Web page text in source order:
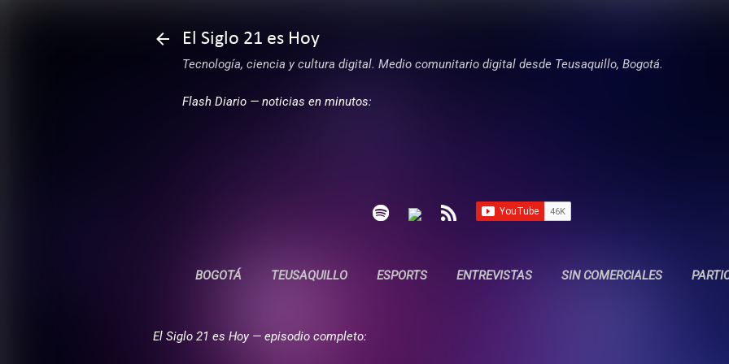
El Siglo 21 es Hoy
Tecnología, ciencia y cultura digital. Medio comunitario digital desde Teusaquillo, Bogotá.
Flash Diario — noticias en minutos:
BOGOTÁ TEUSAQUILLO ESPORTS ENTREVISTAS SIN COMERCIALES
El Siglo 21 es Hoy — episodio completo: